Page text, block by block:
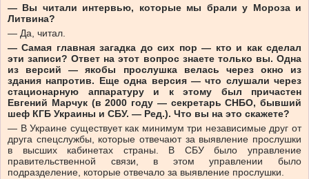
— Вы читали интервью, которые мы брали у Мороза и
Литвина?
— Да, читал.
— Самая главная загадка до сих пор — кто и как сделал
эти записи? Ответ на этот вопрос знаете только вы. Одна
из версий — якобы прослушка велась через окно из
здания напротив. Еще одна версия — что слушали через
стационарную аппаратуру и к этому был причастен
Евгений Марчук (в 2000 году — секретарь СНБО, бывший
шеф КГБ Украины и СБУ. — Ред.). Что вы на это скажете?
— В Украине существует как минимум три независимые друг от
друга спецслужбы, которые отвечают за выявление прослушки
в высших кабинетах страны. В СБУ было управление
правительственной связи, в этом управлении было
подразделение, которые отвечало за выявление прослушки.